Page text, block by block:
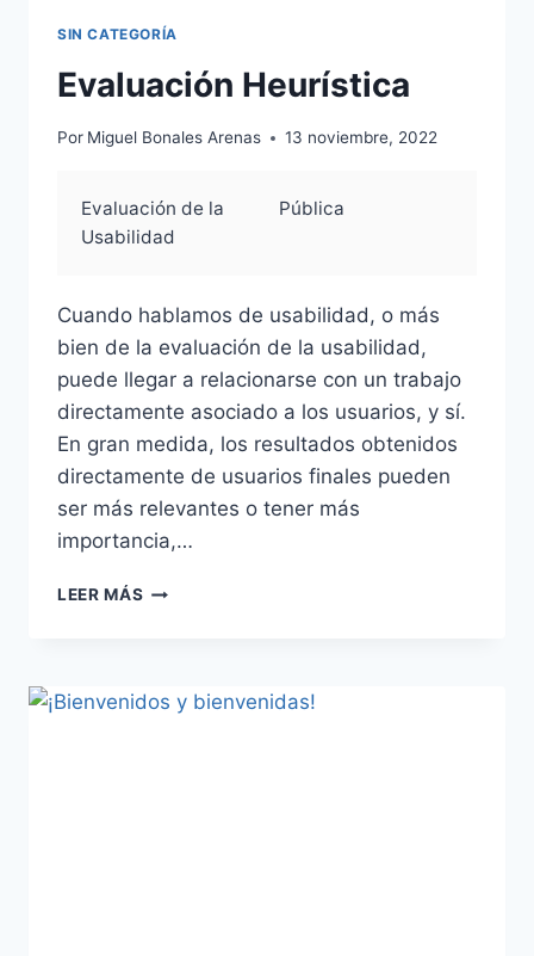
SIN CATEGORÍA
Evaluación Heurística
Por Miguel Bonales Arenas 13 noviembre, 2022
Evaluación de la
Usabilidad
Pública
Cuando hablamos de usabilidad, o más
bien de la evaluación de la usabilidad,
puede llegar a relacionarse con un trabajo
directamente asociado a los usuarios, y sí.
En gran medida, los resultados obtenidos
directamente de usuarios finales pueden
ser más relevantes o tener más
importancia,…
LEER MÁS EVALUACIÓN